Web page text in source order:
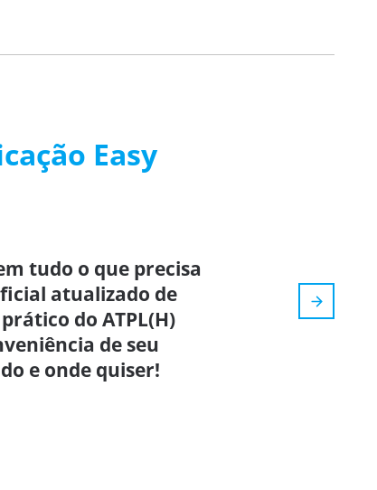
Easy
tudo o que precisa
atualizado de
do ATPL(H)
de seu
e onde quiser!